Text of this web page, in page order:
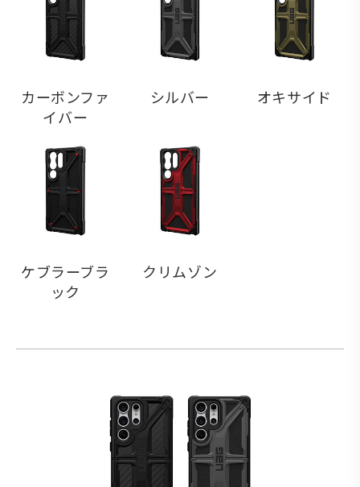
カーボンファ
イバー
シルバー オキサイド
ケブラーブラ
ック
クリムゾン